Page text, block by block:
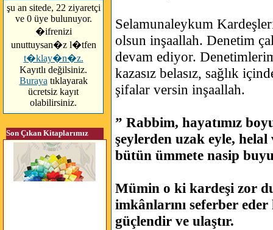
şu an sitede, 22 ziyaretçi
ve 0 üye bulunuyor.
�ifrenizi
unuttuysan�z l�tfen
t�klay�n�z.
Kayıtlı değilsiniz.
Buraya tıklayarak
ücretsiz kayıt
olabilirsiniz.
Son Çıkan Kitaplarımız
Selamunaleykum
olsun inşaallah. Denetim
devam ediyor.
kazasız belasız, sağlık
şifalar versin inşaallah.
” Rabbim, hayatımız
şeylerden uzak eyle,
bütün ümmete nasip
Mümin o ki kardeşi zor
imkânlarını seferber
güçlendir ve ulaştır.